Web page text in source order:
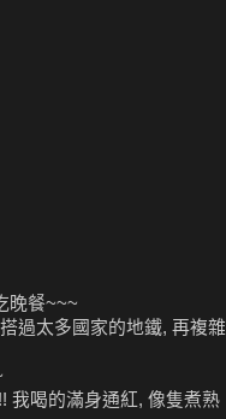
晚餐~~~
過太多國家的地鐵, 再複雜
我喝的滿身通紅, 像隻煮熟